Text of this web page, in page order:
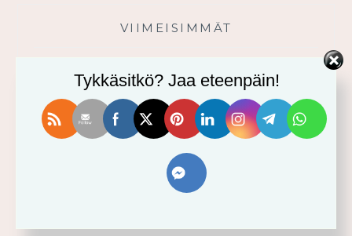
VIIMEISIMMÄT
Vahvistu armosta!
Älä yritä omin voimin
Tykkäsitkö? Jaa eteenpäin!